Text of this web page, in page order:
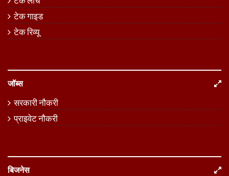
टेक गाइड
टेक रिव्यू
जॉब्स
सरकारी नौकरी
प्राइवेट नौकरी
बिजनेस